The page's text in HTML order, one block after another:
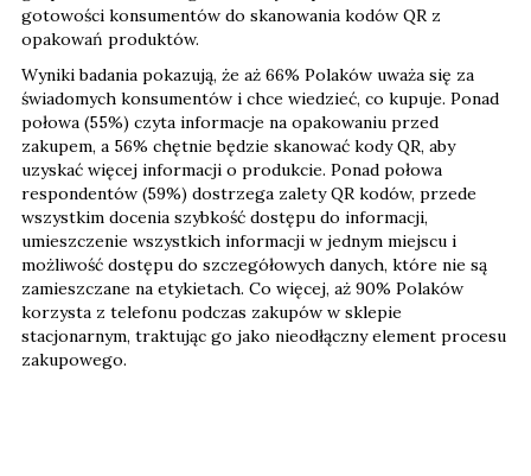
Wyniki badania pokazują, że aż 66% Polaków uważa się za
świadomych konsumentów i chce wiedzieć, co kupuje. Ponad
połowa (55%) czyta informacje na opakowaniu przed
zakupem, a 56% chętnie będzie skanować kody QR, aby
uzyskać więcej informacji o produkcie. Ponad połowa
respondentów (59%) dostrzega zalety QR kodów, przede
wszystkim docenia szybkość dostępu do informacji,
umieszczenie wszystkich informacji w jednym miejscu i
możliwość dostępu do szczegółowych danych, które nie są
zamieszczane na etykietach. Co więcej, aż 90% Polaków
korzysta z telefonu podczas zakupów w sklepie
stacjonarnym, traktując go jako nieodłączny element procesu
zakupowego.